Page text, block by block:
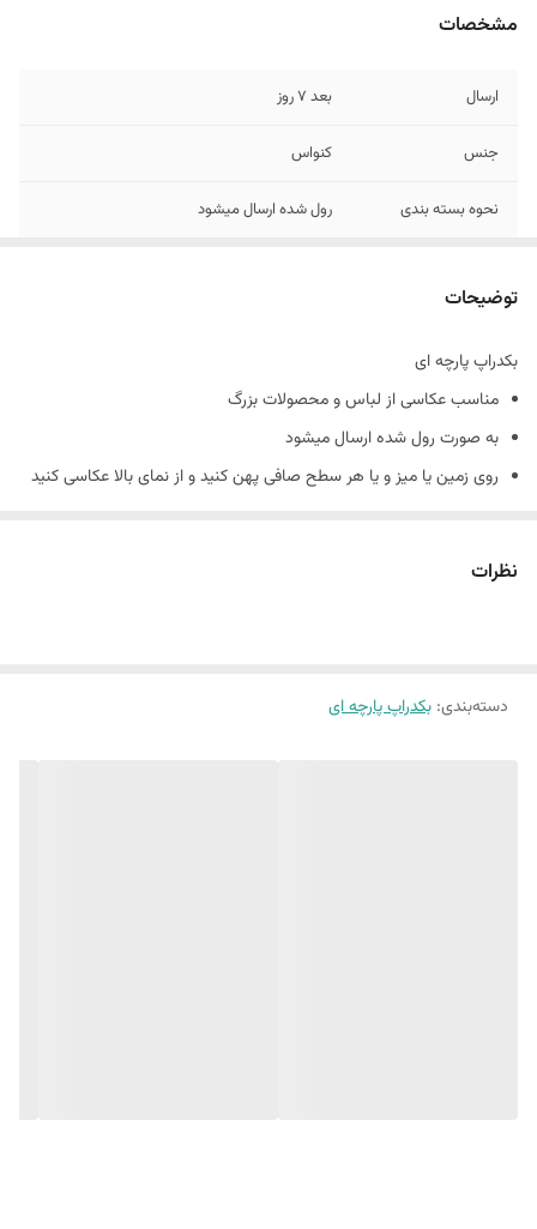
مشخصات
ارسال بعد 7 روز
جنس کنواس
نحوه بسته بندی رول شده ارسال میشود
توضیحات
بکدراپ پارچه ای
مناسب عکاسی از لباس و محصولات بزرگ
به صورت رول شده ارسال میشود
روی زمین یا میز و یا هر سطح صافی پهن کنید و از نمای بالا عکاسی کنید
10 الی 15 درصد تفاوت در چاپ وجود دارد
نظرات
دسته‌بندی: بکدراپ پارچه ای